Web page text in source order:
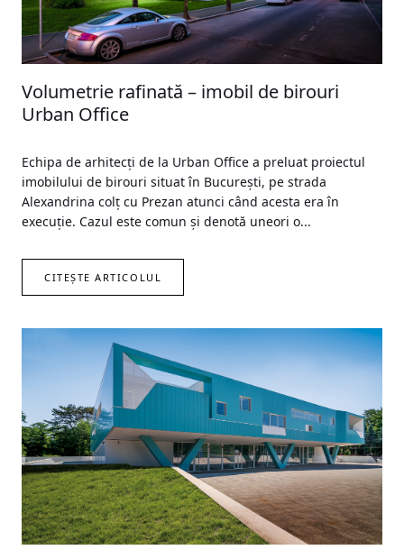
Volumetrie rafinată – imobil de birouri
Urban Office
Echipa de arhitecți de la Urban Office a preluat proiectul
imobilului de birouri situat în București, pe strada
Alexandrina colț cu Prezan atunci când acesta era în
execuție. Cazul este comun și denotă uneori o...
CITEȘTE ARTICOLUL